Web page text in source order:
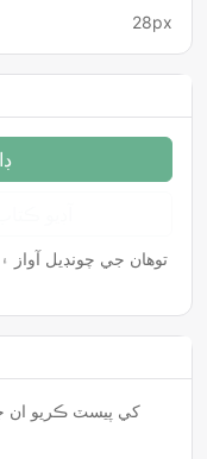
28px
توهان جي چونڊيل